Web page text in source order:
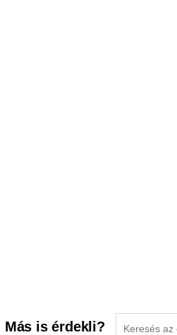
Más is érdekli?